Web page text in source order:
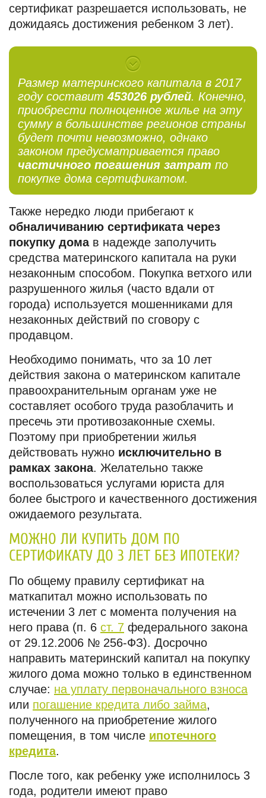
сертификат разрешается использовать, не
дожидаясь достижения ребенком 3 лет).
Размер материнского капитала в 2017
году составит453026 рублей. Конечно,
приобрести полноценное жилье на эту
сумму в большинстве регионов страны
будет почти невозможно, однако
законом предусматривается право
частичного погашения затрат по
покупке дома сертификатом.
Также нередко люди прибегают к
обналичиванию сертификата через
покупку домав надежде заполучить
средства материнского капитала на руки
незаконным способом. Покупка ветхого или
разрушенного жилья (часто вдали от
города) используется мошенниками для
незаконных действий по сговору с
продавцом.
Необходимо понимать, что за 10 лет
действия закона о материнском капитале
правоохранительным органам уже не
составляет особого труда разоблачить и
пресечь эти противозаконные схемы.
Поэтому при приобретении жилья
действовать нужно исключительно в
рамках закона. Желательно также
воспользоваться услугами юриста для
более быстрого и качественного достижения
ожидаемого результата.
МОЖНО ЛИ КУПИТЬ ДОМ ПО
СЕРТИФИКАТУ ДО 3 ЛЕТ БЕЗ ИПОТЕКИ?
По общему правилу сертификат на
маткапитал можно использовать по
истечении 3 лет с момента получения на
него права (п. 6 ст. 7 федерального закона
от 29.12.2006 № 256-ФЗ). Досрочно
направить материнский капитал на покупку
жилого дома можно только в единственном
случае: на уплату первоначального взноса
или погашение кредита либо займа,
полученного на приобретение жилого
помещения, в том числе ипотечного
кредита.
После того, как ребенку уже исполнилось 3
года, родители имеют право